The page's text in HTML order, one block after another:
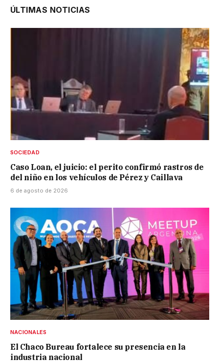
ÚLTIMAS NOTICIAS
SOCIEDAD
Caso Loan, el juicio: el perito confirmó rastros de
del niño en los vehículos de Pérez y Caillava
6 de agosto de 2026
NACIONALES
El Chaco Bureau fortalece su presencia en la
industria nacional